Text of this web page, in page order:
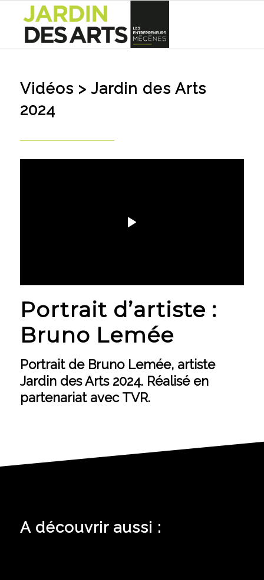
Vidéos > Jardin des Arts
2024
Portrait d’artiste :
Bruno Lemée
Portrait de Bruno Lemée, artiste
Jardin des Arts 2024. Réalisé en
partenariat avec TVR.
A découvrir aussi :